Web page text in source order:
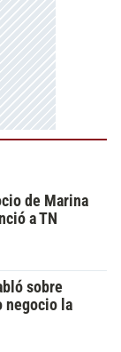
de Marina
a TN
sobre
negocio la